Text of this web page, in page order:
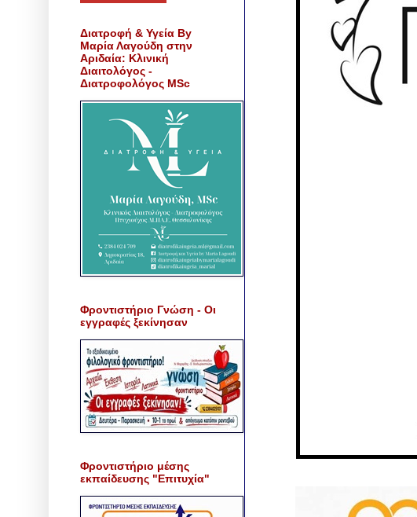
Διατροφή & Υγεία By
Μαρία Λαγούδη στην
Αριδαία: Κλινική
Διαιτολόγος -
Διατροφολόγος MSc
Φροντιστήριο Γνώση - Οι
εγγραφές ξεκίνησαν
Φροντιστήριο μέσης
εκπαίδευσης "Επιτυχία"